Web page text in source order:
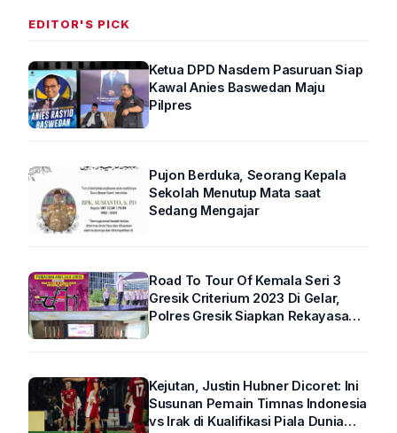
EDITOR'S PICK
Ketua DPD Nasdem Pasuruan Siap
Kawal Anies Baswedan Maju
Pilpres
Pujon Berduka, Seorang Kepala
Sekolah Menutup Mata saat
Sedang Mengajar
Road To Tour Of Kemala Seri 3
Gresik Criterium 2023 Di Gelar,
Polres Gresik Siapkan Rekayasa
Kejutan, Justin Hubner Dicoret: Ini
Susunan Pemain Timnas Indonesia
vs Irak di Kualifikasi Piala Dunia